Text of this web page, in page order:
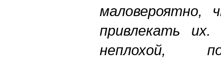
маловероятно,
привлекать
неплохой,